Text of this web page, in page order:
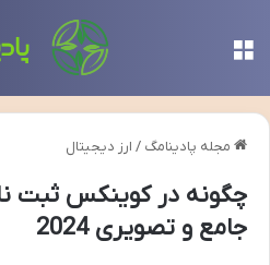
مجله پادینامگ / ارز دیجیتال
چگونه در کوینکس ثبت
جامع و تصویری 2024